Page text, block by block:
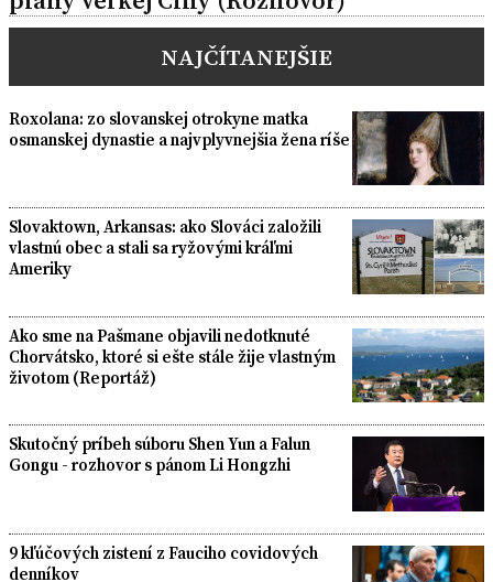
NAJČÍTANEJŠIE
Roxolana: zo slovanskej otrokyne matka
osmanskej dynastie a najvplyvnejšia žena ríše
Slovaktown, Arkansas: ako Slováci založili
vlastnú obec a stali sa ryžovými kráľmi
Ameriky
Ako sme na Pašmane objavili nedotknuté
Chorvátsko, ktoré si ešte stále žije vlastným
životom (Reportáž)
Skutočný príbeh súboru Shen Yun a Falun
Gongu - rozhovor s pánom Li Hongzhi
9 kľúčových zistení z Fauciho covidových
denníkov